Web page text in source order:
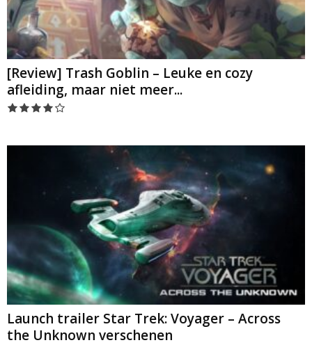
[Review] Trash Goblin – Leuke en cozy
afleiding, maar niet meer...
Launch trailer Star Trek: Voyager – Across
the Unknown verschenen